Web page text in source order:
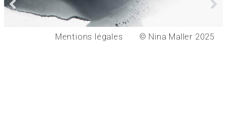
Mentions légales © Nina Maller 2025